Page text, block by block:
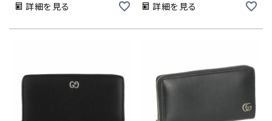
詳細を見る 詳細を見る